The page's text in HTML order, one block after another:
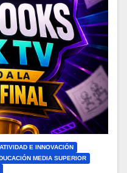
E INNOVACIÓN
MEDIA SUPERIOR